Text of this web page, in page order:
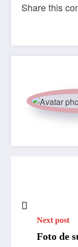
Share this
Next post
Foto de